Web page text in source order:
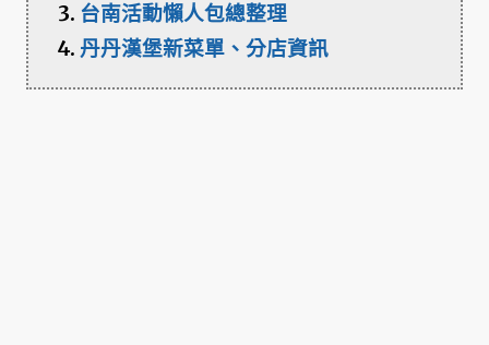
台南活動懶人包總整理
丹丹漢堡新菜單、分店資訊